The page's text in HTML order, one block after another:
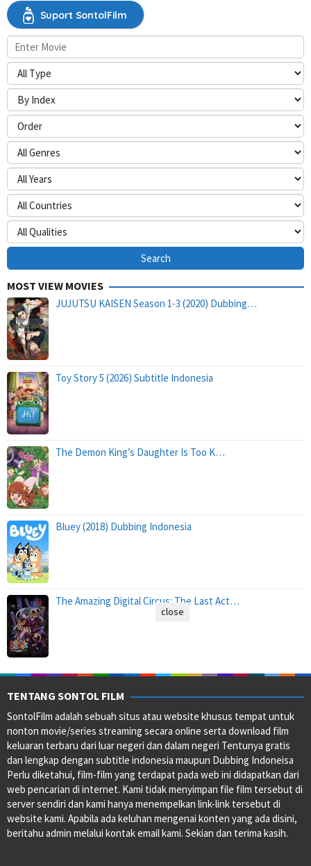
2017
Suport SontolFilm
MOST VIEW MOVIES
JUJUTSU KAISEN Season 1-3 (2020) Dubbing…
Toy Story 5 (2026) Subtitle Indonesia
The Demon King’s Daughter Is Too K…
Bluey (2018) Dubbing Indonesia
The Amazing Digital Circus: The Last Act…
TENTANG SONTOL FILM
SontolFilm adalah sebuah situs atau website khusus tempat untuk
nonton movie/series streaming secara online serta download film
keluaran terbaru dari luar negeri dan dalam negeri Tentunya gratis
dan lengkap dengan subtitle indonesia maupun Dubbing Indoneisa
Perlu diketahui, film-film yang terdapat pada web ini didapatkan dari
web pencarian di internet. Kami tidak menyimpan file film tersebut di
server sendiri dan kami hanya menempelkan link-link tersebut di
website kami. Apabila ada keluhan mengenai konten yang ada disini,
beritahu admin melalui kontak email kami. Sekian dan terima kasih.
close